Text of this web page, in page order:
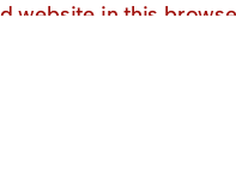
website in this